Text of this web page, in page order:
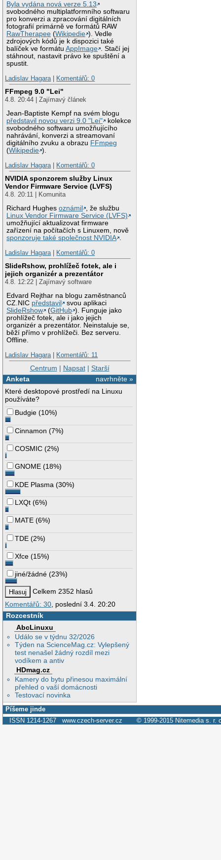
Byla vydána nová verze 5.13
svobodného multiplatformního softwaru
pro konverzi a zpracování digitálních
fotografií primárně ve formátů RAW
RawTherapee (Wikipedie ). Vedle
zdrojových kódů je k dispozici také
balíček ve formátuAppImage . Stačí jej
stáhnout, nastavit právo ke spuštění a
spustit.
Ladislav Hagara| Komentářů: 0
FFmpeg 9.0 "Lei"
4.8. 20:44 | Zajímavý článek
Jean-Baptiste Kempf na svém blogu
představil novou verzi 9.0 "Lei"
kolekce
svobodného softwaru umožňujícího
nahrávání, konverzi a streamovaní
digitálního zvuku a obrazu FFmpeg
(Wikipedie ).
Ladislav Hagara| Komentářů: 0
NVIDIA sponzorem služby Linux
Vendor Firmware Service (LVFS)
4.8. 20:11 | Komunita
Richard Hughesoznámil
, že službu
Linux Vendor Firmware Service (LVFS)
umožňující aktualizovat firmware
zařízení na počítačích s Linuxem, nově
sponzoruje také společnost NVIDIA .
Ladislav Hagara| Komentářů: 0
SlideRshow, prohlížeč fotek, ale i
jejich organizér a prezentátor
4.8. 12:22 | Zajímavý software
Edvard Rejthar na blogu zaměstnanců
CZ.NIC představil
svou aplikaci
SlideRshow
(GitHub ). Funguje jako
prohlížeč fotek, ale i jako jejich
organizér a prezentátor. Neinstaluje se,
běží přímo v prohlížeči. Bez serveru.
Offline.
Ladislav Hagara| Komentářů: 11
Centrum | Napsat| Starší
navrhněte »
Anketa
Které desktopové prostředí na Linuxu
používáte?
Budgie (10%)
Cinnamon (7%)
COSMIC (2%)
GNOME (18%)
KDE Plasma (30%)
LXQt (6%)
MATE (6%)
TDE (2%)
Xfce (15%)
jiné/žádné (23%)
Celkem 2352 hlasů
Komentářů: 30 , poslední 3.4. 20:20
Rozcestník
AbcLinuxu
Událo se v týdnu 32/2026
Týden na ScienceMag.cz: Vylepšený
test nenašel žádný rozdíl mezi
vodíkem a antiv
HDmag.cz
Kamery do bytu přinesou maximální
přehled o vaší domácnosti
Testovací novinka
Píšeme jinde
ISSN 1214-1267 www.czech-server.cz © 1999-2015 Nitemedia s. r.